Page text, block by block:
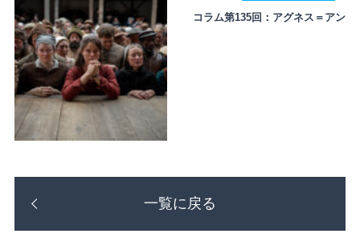
コラム第135回：アグネス＝アン
一覧に戻る